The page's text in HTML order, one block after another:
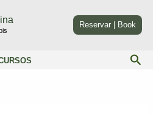
Reservar | Book